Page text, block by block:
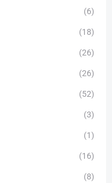
(6)
(18)
(26)
(26)
(52)
(3)
(1)
(16)
(8)